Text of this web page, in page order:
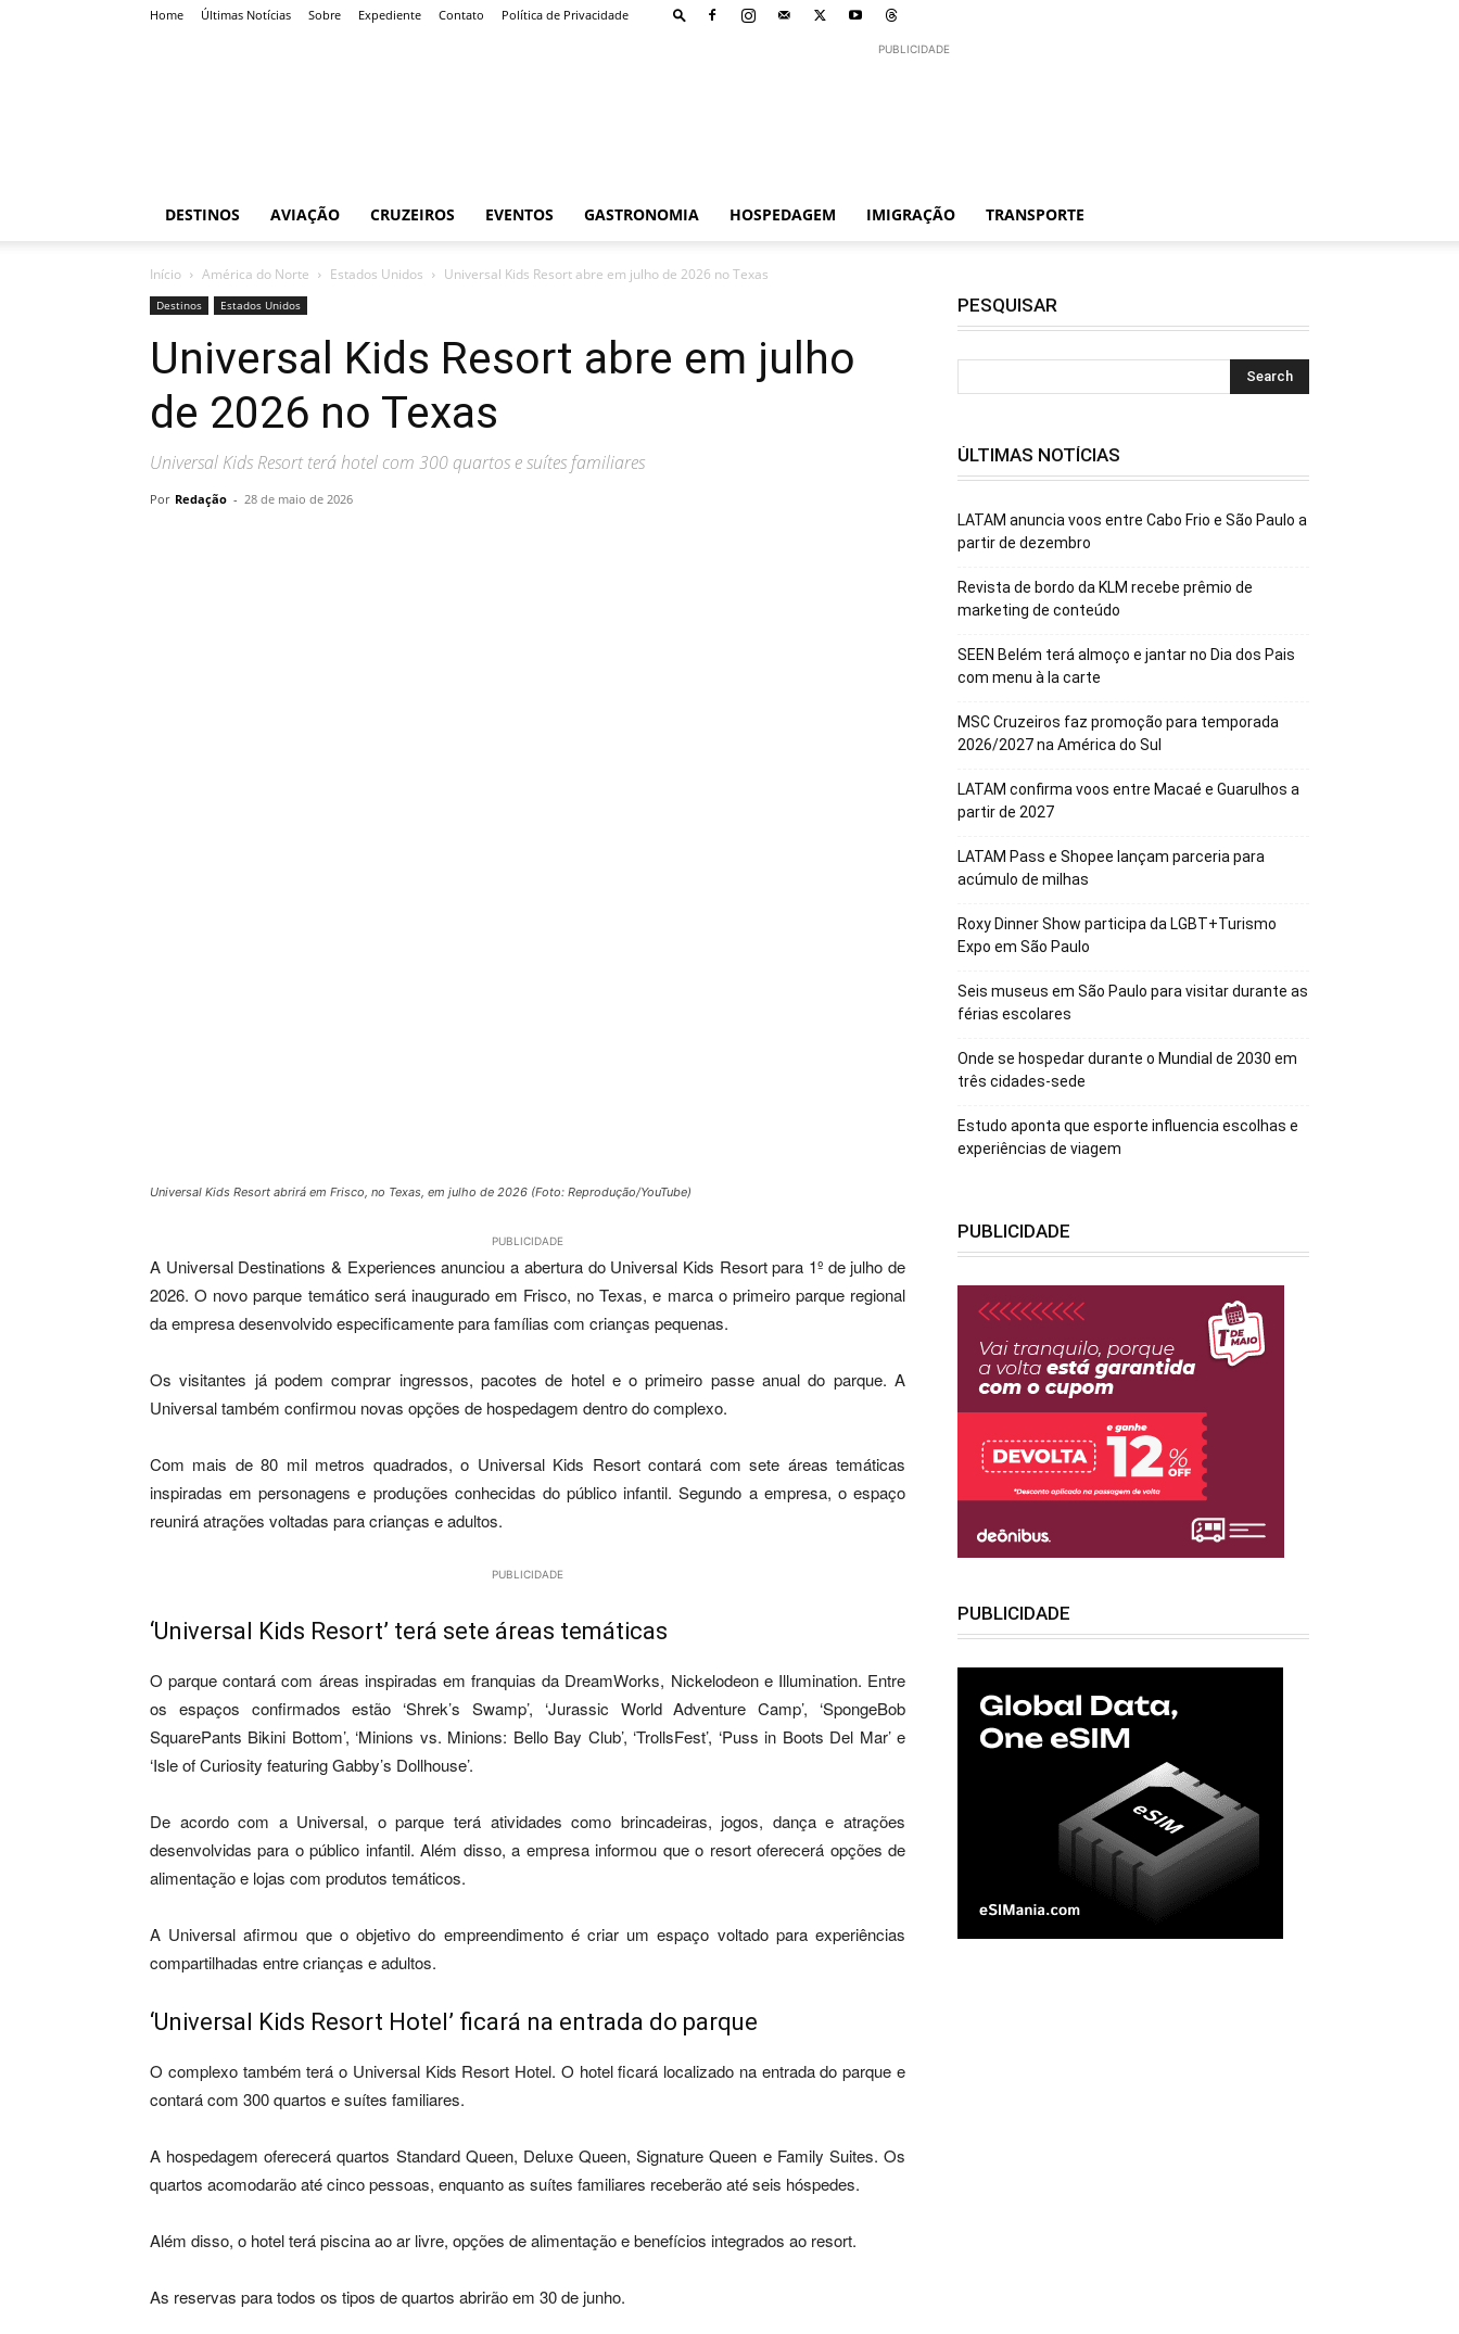
Home Últimas Notícias Sobre Expediente Contato Política de Privacidade
PUBLICIDADE
DESTINOS AVIAÇÃO CRUZEIROS EVENTOS GASTRONOMIA HOSPEDAGEM IMIGRAÇÃO TRANSPORTE
Início América do Norte Estados Unidos Universal Kids Resort abre em julho de 2026 no Texas
Destinos Estados Unidos
Universal Kids Resort abre em julho
de 2026 no Texas
Universal Kids Resort terá hotel com 300 quartos e suítes familiares
Por Redação - 28 de maio de 2026
Universal Kids Resort abrirá em Frisco, no Texas, em julho de 2026 (Foto: Reprodução/YouTube)
PUBLICIDADE
A Universal Destinations & Experiences anunciou a abertura do Universal Kids Resort para 1º de julho de
2026. O novo parque temático será inaugurado em Frisco, no Texas, e marca o primeiro parque regional
da empresa desenvolvido especificamente para famílias com crianças pequenas.
Os visitantes já podem comprar ingressos, pacotes de hotel e o primeiro passe anual do parque. A
Universal também confirmou novas opções de hospedagem dentro do complexo.
Com mais de 80 mil metros quadrados, o Universal Kids Resort contará com sete áreas temáticas
inspiradas em personagens e produções conhecidas do público infantil. Segundo a empresa, o espaço
reunirá atrações voltadas para crianças e adultos.
PUBLICIDADE
‘Universal Kids Resort’ terá sete áreas temáticas
O parque contará com áreas inspiradas em franquias da DreamWorks, Nickelodeon e Illumination. Entre
os espaços confirmados estão ‘Shrek’s Swamp’, ‘Jurassic World Adventure Camp’, ‘SpongeBob
SquarePants Bikini Bottom’, ‘Minions vs. Minions: Bello Bay Club’, ‘TrollsFest’, ‘Puss in Boots Del Mar’ e
‘Isle of Curiosity featuring Gabby’s Dollhouse’.
De acordo com a Universal, o parque terá atividades como brincadeiras, jogos, dança e atrações
desenvolvidas para o público infantil. Além disso, a empresa informou que o resort oferecerá opções de
alimentação e lojas com produtos temáticos.
A Universal afirmou que o objetivo do empreendimento é criar um espaço voltado para experiências
compartilhadas entre crianças e adultos.
‘Universal Kids Resort Hotel’ ficará na entrada do parque
O complexo também terá o Universal Kids Resort Hotel. O hotel ficará localizado na entrada do parque e
contará com 300 quartos e suítes familiares.
A hospedagem oferecerá quartos Standard Queen, Deluxe Queen, Signature Queen e Family Suites. Os
quartos acomodarão até cinco pessoas, enquanto as suítes familiares receberão até seis hóspedes.
Além disso, o hotel terá piscina ao ar livre, opções de alimentação e benefícios integrados ao resort.
As reservas para todos os tipos de quartos abrirão em 30 de junho.
PESQUISAR
ÚLTIMAS NOTÍCIAS
LATAM anuncia voos entre Cabo Frio e São Paulo a
partir de dezembro
Revista de bordo da KLM recebe prêmio de
marketing de conteúdo
SEEN Belém terá almoço e jantar no Dia dos Pais
com menu à la carte
MSC Cruzeiros faz promoção para temporada
2026/2027 na América do Sul
LATAM confirma voos entre Macaé e Guarulhos a
partir de 2027
LATAM Pass e Shopee lançam parceria para
acúmulo de milhas
Roxy Dinner Show participa da LGBT+Turismo
Expo em São Paulo
Seis museus em São Paulo para visitar durante as
férias escolares
Onde se hospedar durante o Mundial de 2030 em
três cidades-sede
Estudo aponta que esporte influencia escolhas e
experiências de viagem
PUBLICIDADE
PUBLICIDADE